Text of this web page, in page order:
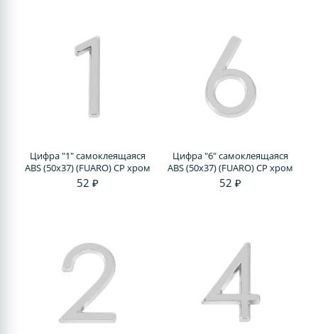
Цифра "1" самоклеящаяся
ABS (50х37) (FUARO) CP хром
52 ₽
Цифра "6" самоклеящаяся
ABS (50х37) (FUARO) CP хром
52 ₽